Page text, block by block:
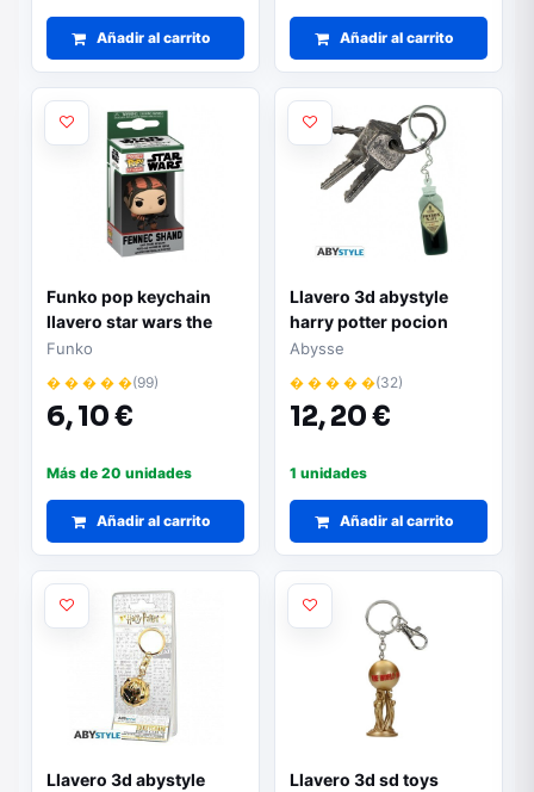
Añadir al carrito Añadir al carrito
Funko pop keychain
llavero star wars the
book of boba fett fennec
Funko
� � � � �(99)
6,10 €
Más de 20 unidades
Añadir al carrito
Llavero 3d abystyle
harry potter pocion
nº07
Abysse
� � � � �(32)
12,20 €
1 unidades
Añadir al carrito
Llavero 3d abystyle
Llavero 3d sd toys